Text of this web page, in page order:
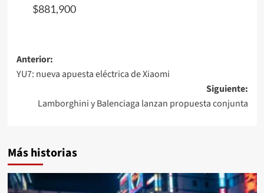
$881,900
Navegación
de
entradas
Anterior:
YU7: nueva apuesta eléctrica de Xiaomi
Siguiente:
Lamborghini y Balenciaga lanzan propuesta conjunta
Más historias